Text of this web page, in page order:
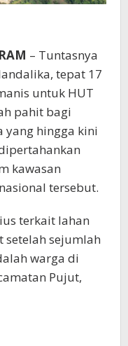
– Tuntasnya
tepat 17
untuk HUT
pahit bagi
yang hingga kini
kawasan
tersebut.
terkait lahan
sejumlah
warga di
Pujut,